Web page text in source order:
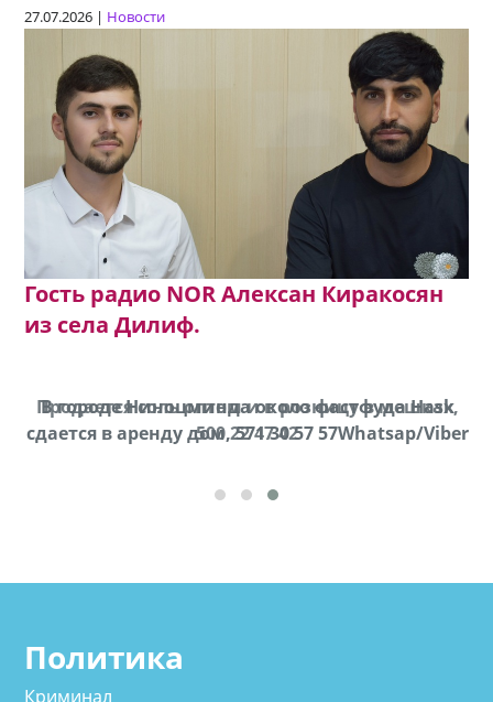
27.07.2026 | Новости
Гость радио NOR Алексан Киракосян
из села Дилиф.
Продается соль оптом и в розницу в мешках,
500 22 47 42
В городе Ниноцминда около фастфуда Hask
cдается в аренду дом, 571 30 57 57Whatsap/Viber
Политика
Криминал